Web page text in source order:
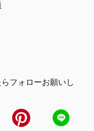
らフォローお願いし